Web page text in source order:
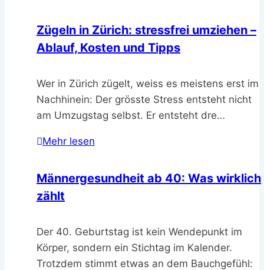
Zügeln in Zürich: stressfrei umziehen –
Ablauf, Kosten und Tipps
Wer in Zürich zügelt, weiss es meistens erst im
Nachhinein: Der grösste Stress entsteht nicht
am Umzugstag selbst. Er entsteht dre…
Mehr lesen
Männergesundheit ab 40: Was wirklich
zählt
Der 40. Geburtstag ist kein Wendepunkt im
Körper, sondern ein Stichtag im Kalender.
Trotzdem stimmt etwas an dem Bauchgefühl: